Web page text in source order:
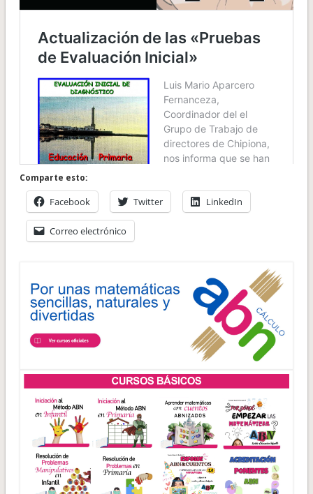
Comparte esto:
Facebook Twitter LinkedIn
Correo electrónico